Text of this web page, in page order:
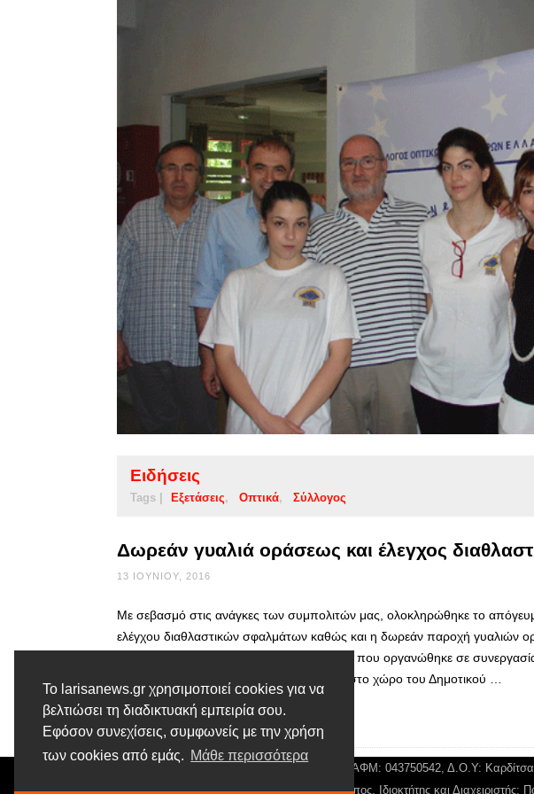
Το larisanews.gr χρησιμοποιεί cookies για να
βελτιώσει τη διαδικτυακή εμπειρία σου.
Εφόσον συνεχίσεις, συμφωνείς με την χρήση
των cookies από εμάς. Μάθε περισσότερα
Ειδήσεις
Tags | Εξετάσεις Οπτικά Σύλλογος
Δωρεάν γυαλιά οράσεως και έλεγχος
13 ΙΟΥΝΊΟΥ, 2016
Με σεβασμό στις ανάγκες των συμπολιτών μας, ολοκληρώθηκε το
ελέγχου διαθλαστικών σφαλμάτων καθώς και η δωρεάν παροχή γυαλιών
Οπτομετρών Ελλάδος, σε μια κοινή δράση που οργανώθηκε σε
Πολιτικής. Από το πρωί της ίδιας ημέρας, στο χώρο του Δημοτικού …
© Larisa News | Διακριτικός Τίτλος: Orion Media, ΑΦΜ: 043750542, Δ.Ο.Υ:
Αρ. Γεμή: 018804431000, Νόμιμος Εκπρόσωπος, Ιδιοκτήτης και Διαχειριστής: